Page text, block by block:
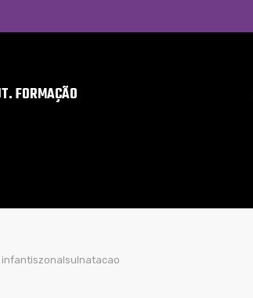
FORMAÇÃO
infantiszonalsulnatacao